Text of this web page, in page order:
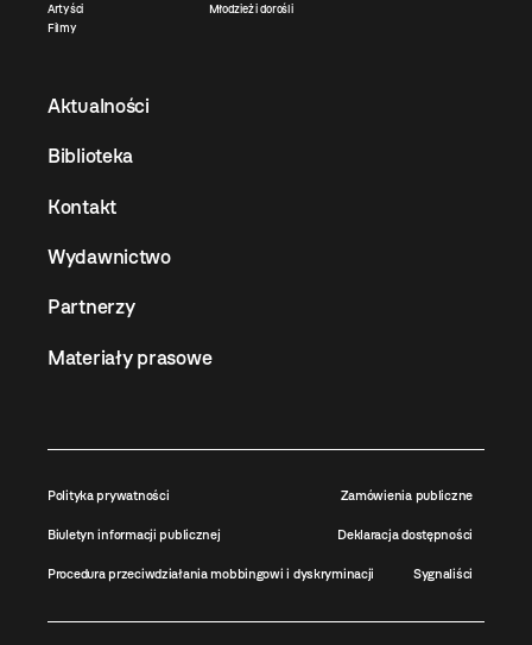
Artyści
Filmy
Młodzież i dorośli
Aktualności
Biblioteka
Kontakt
Wydawnictwo
Partnerzy
Materiały prasowe
Polityka prywatności Zamówienia publiczne
Biuletyn informacji publicznej Deklaracja dostępności
Procedura przeciwdziałania mobbingowi i dyskryminacji Sygnaliści